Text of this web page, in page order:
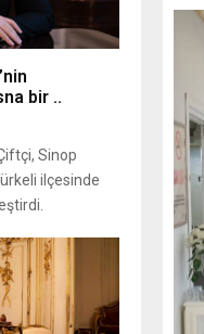
bir ..
Sinop
ilçesinde